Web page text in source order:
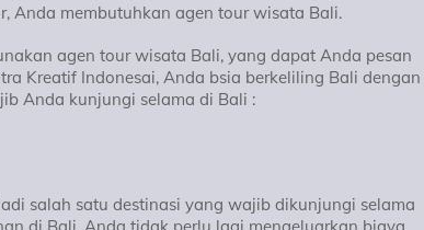
Anda membutuhkan agen tour wisata Bali.
agen tour wisata Bali, yang dapat Anda pesan
Kreatif Indonesai, Anda bsia berkeliling Bali dengan
Anda kunjungi selama di Bali :
salah satu destinasi yang wajib dikunjungi selama